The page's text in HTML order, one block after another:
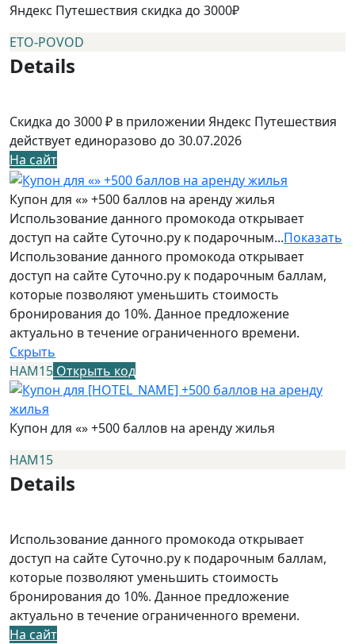
Яндекс Путешествия скидка до 3000₽
ETO-POVOD
Details
Скидка до 3000 ₽ в приложении Яндекс Путешествия
действует единоразово до 30.07.2026
На сайт
Купон для «» +500 баллов на аренду жилья
Использование данного промокода открывает
доступ на сайте Суточно.ру к подарочным...Показать
Использование данного промокода открывает
доступ на сайте Суточно.ру к подарочным баллам,
которые позволяют уменьшить стоимость
бронирования до 10%. Данное предложение
актуально в течение ограниченного времени.
Скрыть
НАМ15 Открыть код
Купон для «» +500 баллов на аренду жилья
НАМ15
Details
Использование данного промокода открывает
доступ на сайте Суточно.ру к подарочным баллам,
которые позволяют уменьшить стоимость
бронирования до 10%. Данное предложение
актуально в течение ограниченного времени.
На сайт